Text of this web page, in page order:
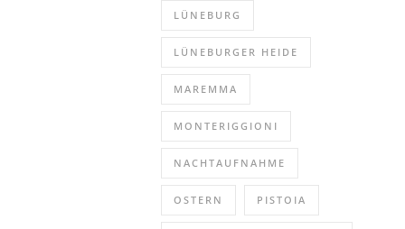
LÜNEBURG
LÜNEBURGER HEIDE
MAREMMA
MONTERIGGIONI
NACHTAUFNAHME
OSTERN PISTOIA